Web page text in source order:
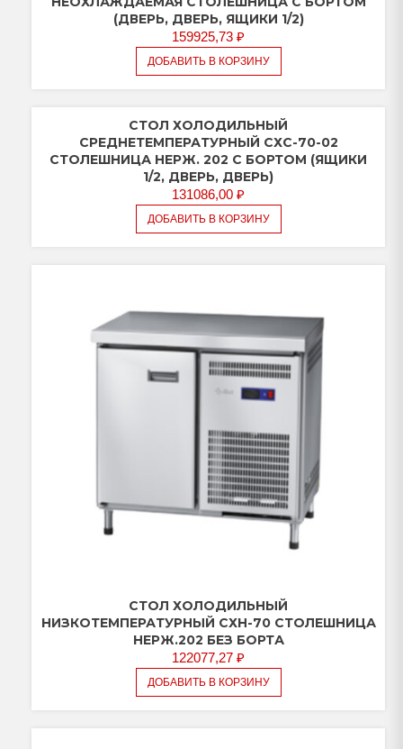
(ДВЕРЬ, ДВЕРЬ, ЯЩИКИ 1/2)
159925,73 ₽
ДОБАВИТЬ В КОРЗИНУ
СТОЛ ХОЛОДИЛЬНЫЙ
СРЕДНЕТЕМПЕРАТУРНЫЙ СХС-70-02
СТОЛЕШНИЦА НЕРЖ. 202 С БОРТОМ (ЯЩИКИ
1/2, ДВЕРЬ, ДВЕРЬ)
131086,00 ₽
ДОБАВИТЬ В КОРЗИНУ
СТОЛ ХОЛОДИЛЬНЫЙ
НИЗКОТЕМПЕРАТУРНЫЙ СХН-70 СТОЛЕШНИЦА
НЕРЖ.202 БЕЗ БОРТА
122077,27 ₽
ДОБАВИТЬ В КОРЗИНУ